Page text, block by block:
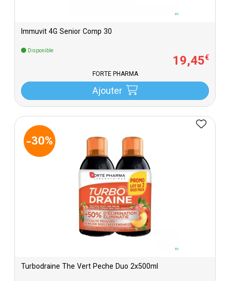
Immuvit 4G Senior Comp 30
Disponible
19,45€
FORTÉ PHARMA
Ajouter
-30%
Turbodraine The Vert Peche Duo 2x500ml